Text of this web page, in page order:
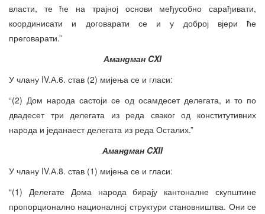
власти, те ће на трајној основи међусобно сарађивати,
координисати и договарати се и у доброј вјери ће
преговарати.”
Амандман CXI
У члану IV.А.6. став (2) мијења се и гласи:
“(2) Дом народа састоји се од осамдесет делегата, и то по
двадесет три делегата из реда сваког од конститутивних
народа и једанаест делегата из реда Осталих.”
Амандман CXII
У члану IV.А.8. став (1) мијења се и гласи:
“(1) Делегате Дома народа бирају кантоналне скупштине
пропорционално националној структури становништва. Они се